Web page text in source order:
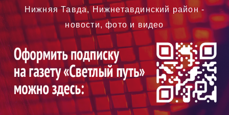
Нижняя Тавда, Нижнетавдинский район -
новости, фото и видео